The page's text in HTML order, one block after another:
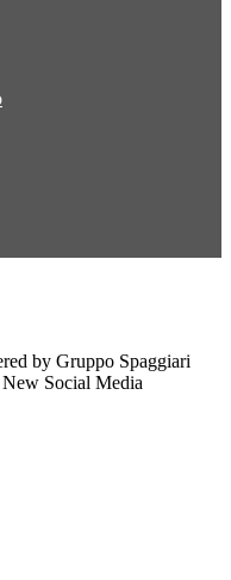
by Gruppo Spaggiari
Social Media